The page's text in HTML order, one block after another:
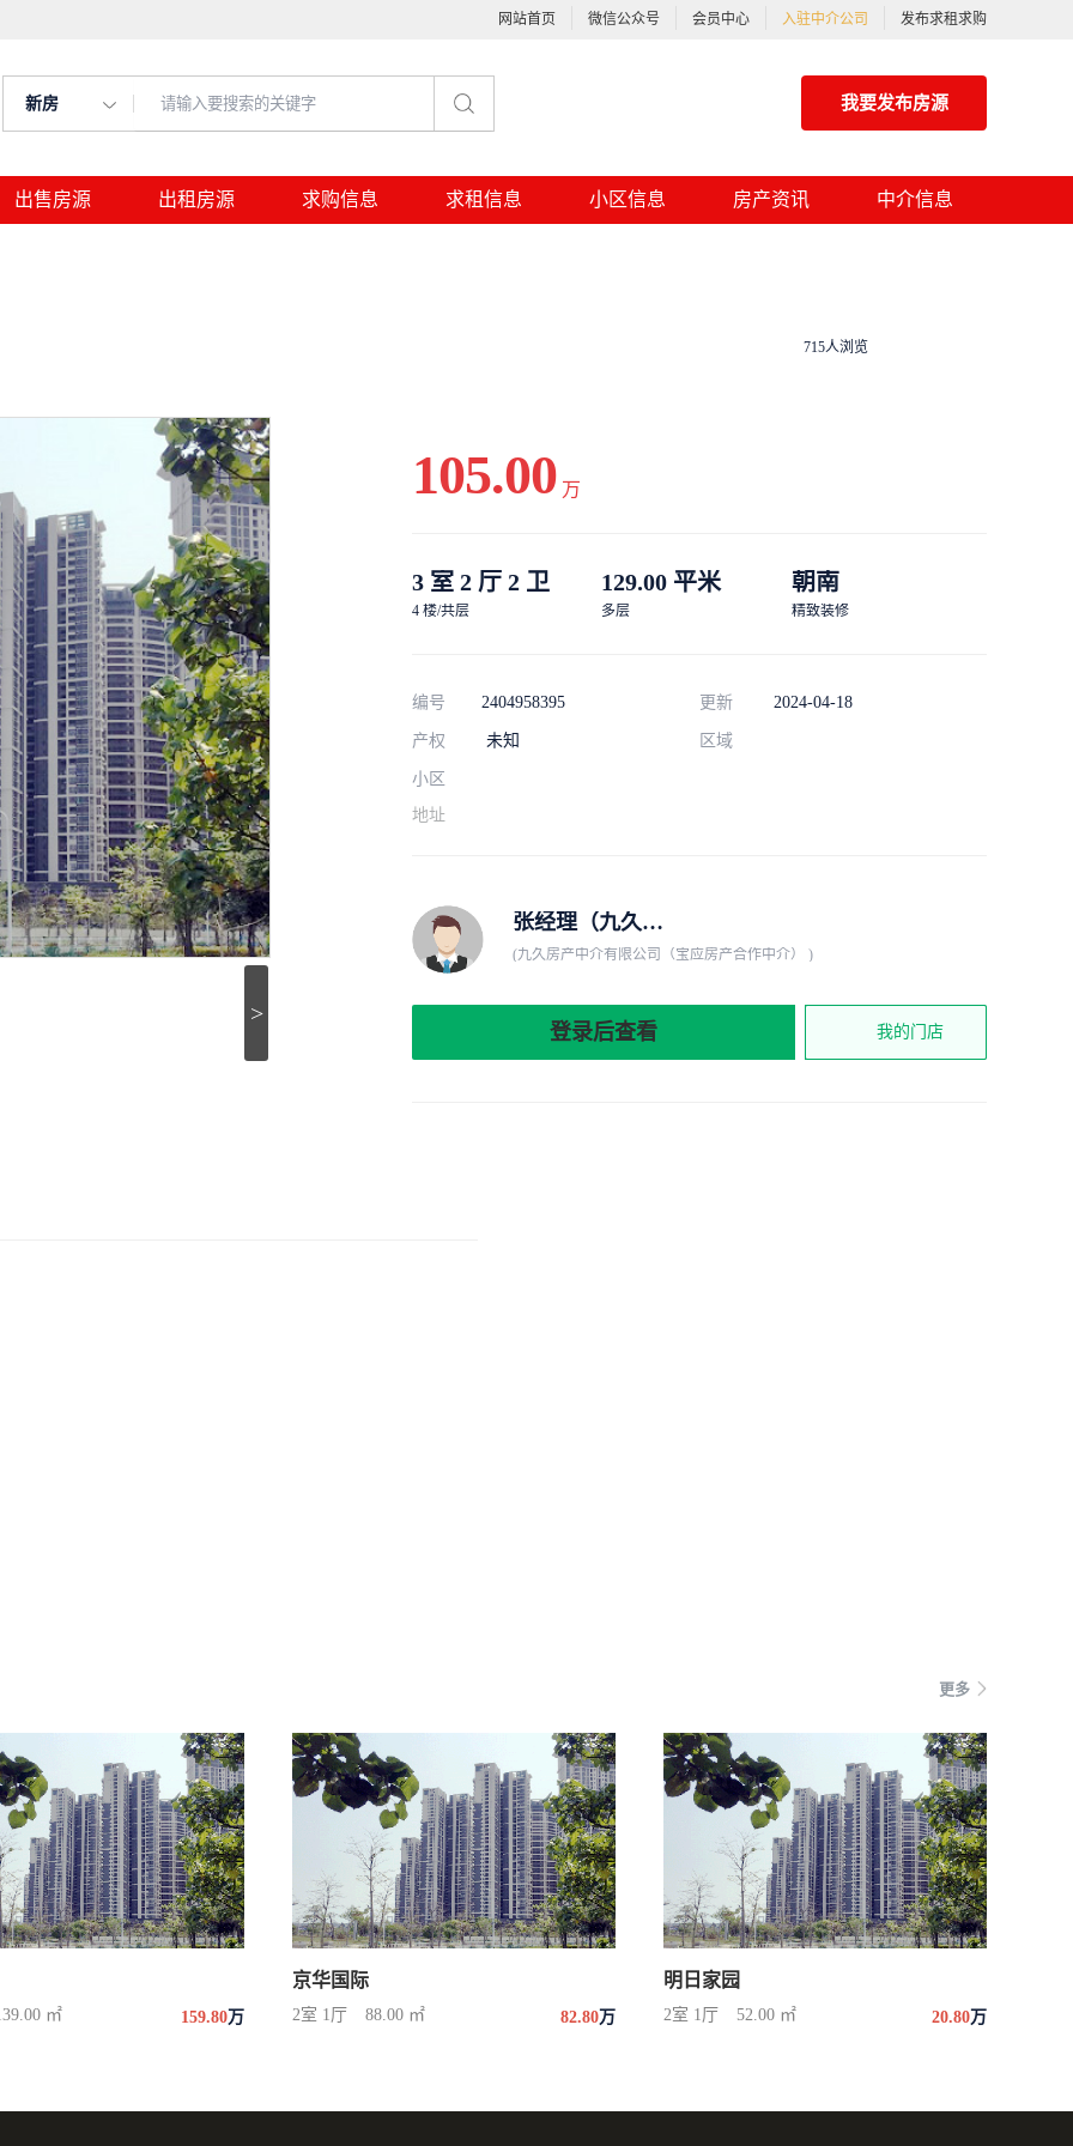
网站首页 微信公众号 会员中心 入驻中介公司 发布求租求购
新房 我要发布房源
出售房源 出租房源 求购信息 求租信息 小区信息 房产资讯 中介信息
715人浏览
>
105.00 万
3 室 2 厅 2 卫
4 楼/共层
129.00 平米
多层
朝南
精致装修
编号 2404958395 更新 2024-04-18
产权 未知 区域
小区
地址
张经理（九久房产）
(九久房产中介有限公司（宝应房产合作中介） )
我的门店
登录后查看
更多
㎡ 159.80万
京华国际
2室 1厅 88.00 ㎡ 82.80万
明日家园
2室 1厅 52.00 ㎡ 20.80万